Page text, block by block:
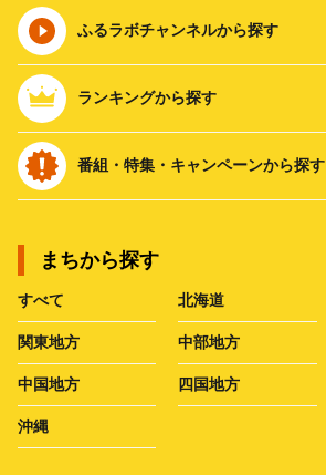
ふるラボチャンネルから探す
ランキングから探す
番組・特集・キャンペーンから探す
まちから探す
すべて 北海道
関東地方 中部地方
中国地方 四国地方
沖縄